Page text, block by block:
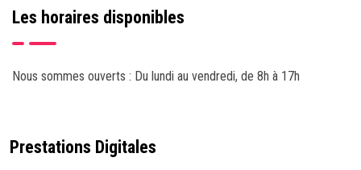
Les horaires disponibles
Nous sommes ouverts : Du lundi au vendredi, de 8h à 17h
Prestations Digitales